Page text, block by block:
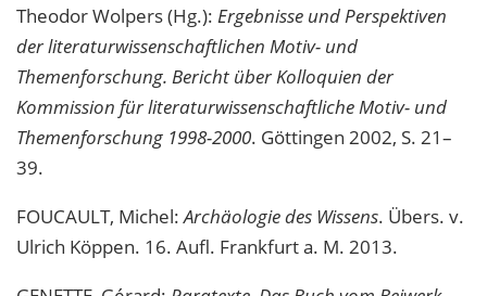
Theodor Wolpers (Hg.): Ergebnisse und Perspektiven
der literaturwissenschaftlichen Motiv- und
Themenforschung. Bericht über Kolloquien der
Kommission für literaturwissenschaftliche Motiv- und
Themenforschung 1998-2000. Göttingen 2002, S. 21–
39.
FOUCAULT, Michel:Archäologie des Wissens. Übers. v.
Ulrich Köppen. 16. Aufl. Frankfurt a. M. 2013.